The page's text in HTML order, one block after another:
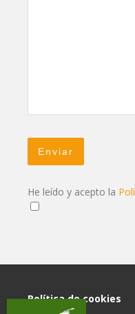
He leído y acepto la
Política de cookies